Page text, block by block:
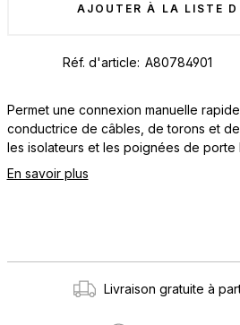
AJOUTER À LA LISTE
Réf. d'article:
Permet une connexion manuelle
conductrice de câbles, de torons et de
les isolateurs et les poignées de porte
En savoir plus
Livraison gratuite à